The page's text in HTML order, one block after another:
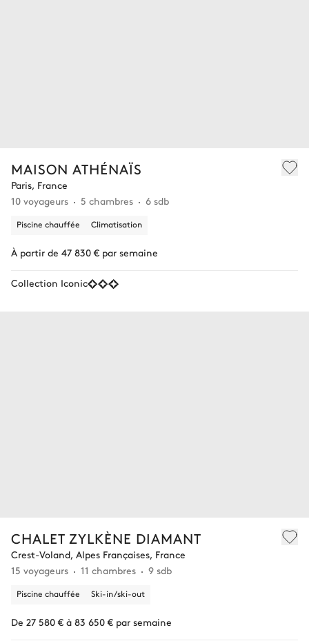
MAISON ATHÉNAÏS
Paris, France
10 voyageurs
5 chambres 6 sdb
Piscine chauffée Climatisation
À partir de 47 830 € par semaine
Collection Iconic
CHALET ZYLKÈNE DIAMANT
Crest-Voland, Alpes Françaises, France
15 voyageurs
11 chambres 9 sdb
Piscine chauffée Ski-in/ski-out
De 27 580 € à 83 650 € par semaine